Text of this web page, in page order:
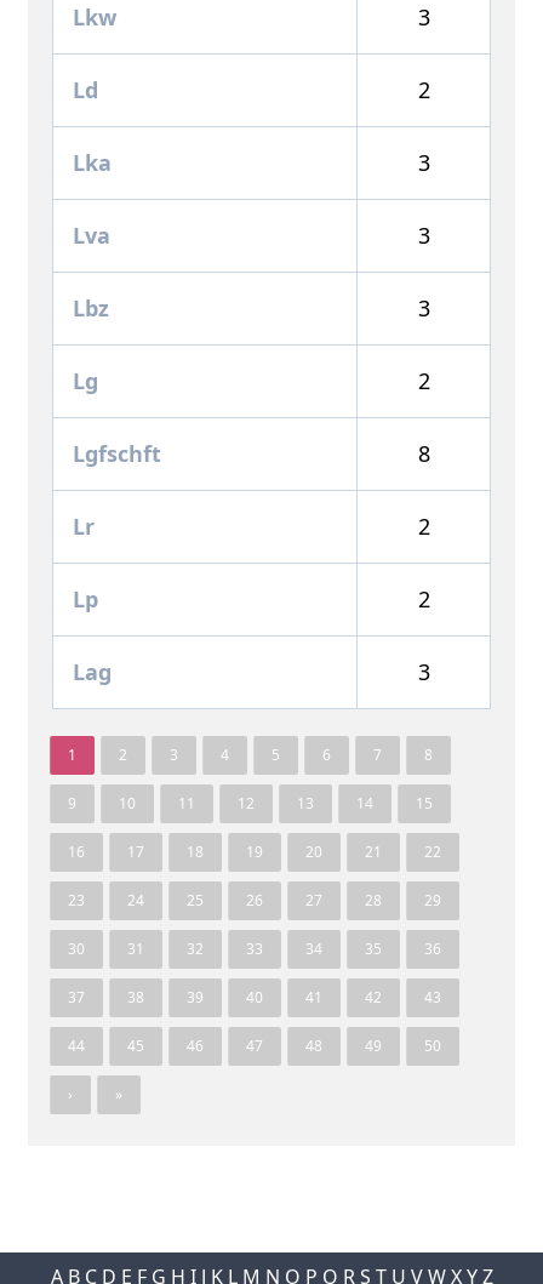
Lkw 3
Ld 2
Lka 3
Lva 3
Lbz 3
Lg 2
Lgfschft 8
Lr 2
Lp 2
Lag 3
1 2 3 4 5 6 7 8
9 10 11 12 13 14 15
16 17 18 19 20 21 22
23 24 25 26 27 28 29
30 31 32 33 34 35 36
37 38 39 40 41 42 43
44 45 46 47 48 49 50
› »
A B C D E F G H I J K L M N O P Q R S T U V W X Y Z